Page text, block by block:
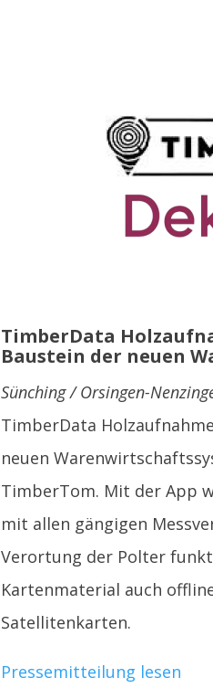
TimberData
Baustein der neuen
Sünching / Orsingen-
TimberData
neuen
TimberTom. Mit der App
mit allen gängigen
Verortung der Polter
Kartenmaterial auch
Satellitenkarten.
Pressemitteilung lesen